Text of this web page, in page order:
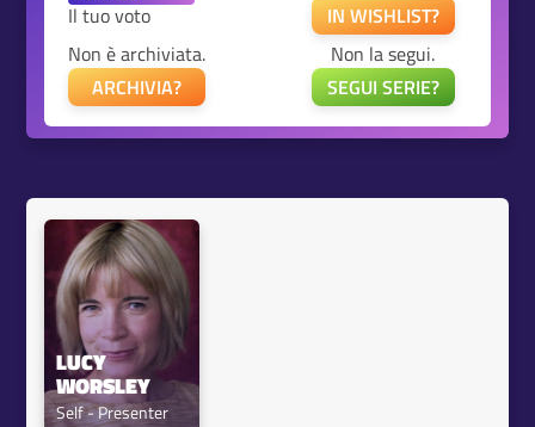
Il tuo voto
IN WISHLIST?
Non è archiviata.
ARCHIVIA?
Non la segui.
SEGUI SERIE?
LUCY
WORSLEY
Self - Presenter